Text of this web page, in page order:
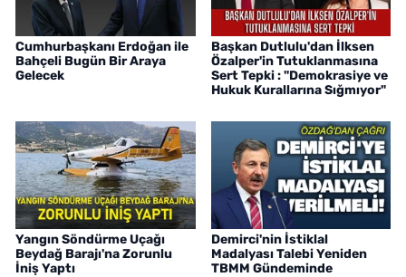
Cumhurbaşkanı Erdoğan ile
Bahçeli Bugün Bir Araya
Gelecek
Başkan Dutlulu'dan İlksen
Özalper'in Tutuklanmasına
Sert Tepki : "Demokrasiye ve
Hukuk Kurallarına Sığmıyor"
Yangın Söndürme Uçağı
Beydağ Barajı'na Zorunlu
İniş Yaptı
Demirci'nin İstiklal
Madalyası Talebi Yeniden
TBMM Gündeminde